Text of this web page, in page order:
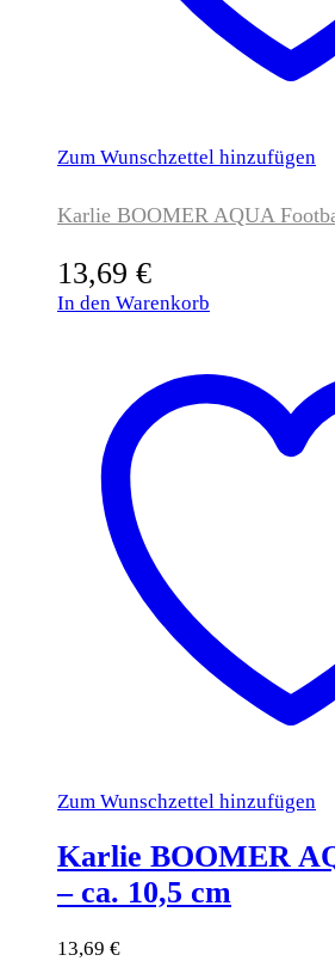
Zum Wunschzettel hinzufügen
Karlie BOOMER AQUA
13,69 €
In den Warenkorb
Zum Wunschzettel hinzufügen
Karlie BOOMER
– ca. 10,5 cm
13,69 €